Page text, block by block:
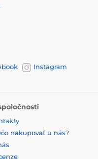
Instagram
nakupovať u nás?